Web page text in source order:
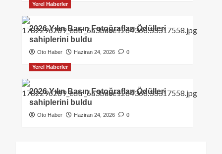
Yerel Haberler
2026 Yılın Basın Fotoğrafları Ödülleri
sahiplerini buldu
Oto Haber Haziran 24, 2026 0
Yerel Haberler
2026 Yılın Basın Fotoğrafları Ödülleri
sahiplerini buldu
Oto Haber Haziran 24, 2026 0